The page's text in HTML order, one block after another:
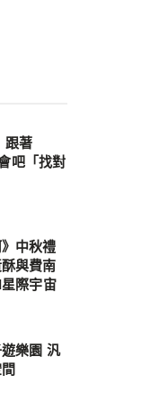
跟著
吧「找對
中秋禮
與費南
際宇宙
樂園 汎